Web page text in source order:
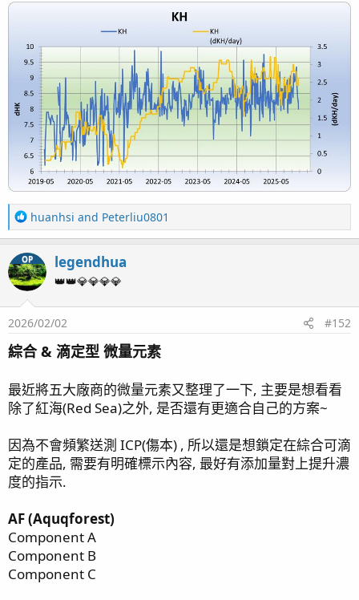
後面新增的是多的微量元素測項
RODI
R
e
c
t
i
o
n
：
huanhsi and Peterliu0801
OP legendhua
👑👑💎💎💎💎
2026/02/02 #152
綜合 & 滴定型 微量元素
最近將五大廠商的微量元素又整理了一下, 主要是想看看
除了紅海(Red Sea)之外, 是否還有更適合自己的方案~
因為不會頻繁送測 ICP(傷本) , 所以還是想鎖定在綜合可滴
定的產品, 需要有明確標示內容, 最好有添加量對上提升濃
度的指示.
AF (Aquqforest)
Component A
Component B
Component C